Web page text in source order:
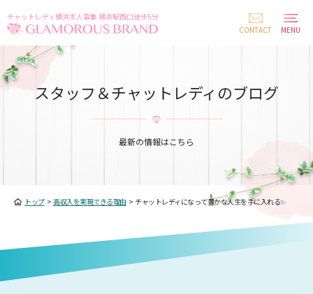
チャットレディ横浜求人募集 横浜駅西口徒歩5分
CONTACT
MENU
スタッフ＆チャットレディのブログ
最新の情報はこちら
トップ> 高収入を実現できる理由 > チャットレディになって豊かな人生を手に入れる✨